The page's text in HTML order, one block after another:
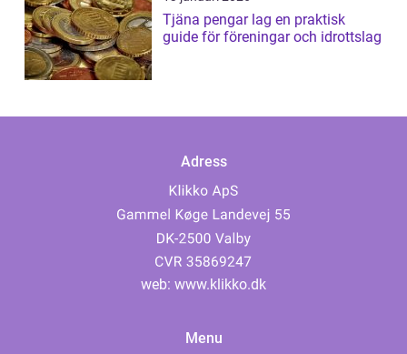
Tjäna pengar lag en praktisk
guide för föreningar och idrottslag
Adress
web: www.klikko.dk
Menu